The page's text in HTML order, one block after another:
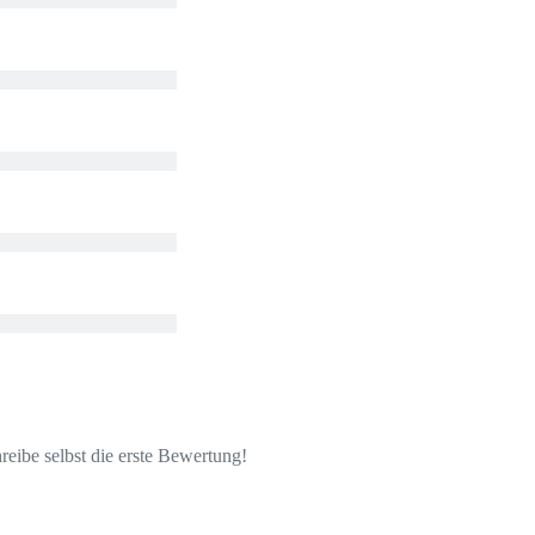
selbst die erste Bewertung!